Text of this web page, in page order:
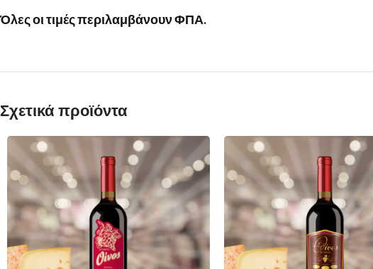
Όλες οι τιμές περιλαμβάνουν ΦΠΑ.
Σχετικά προϊόντα